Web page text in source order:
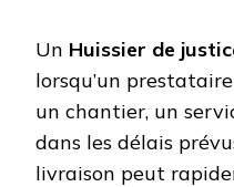
Un Huissier de
lorsqu’un
un chantier, un
dans les délais
livraison peut